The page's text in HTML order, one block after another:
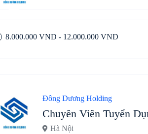
8.000.000 VND - 12.000.000 VND
Đông Dương Holding
Chuyên Viên Tuyển
Hà Nội